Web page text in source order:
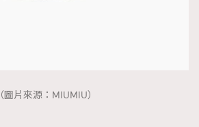
（圖片來源：MIUMIU）